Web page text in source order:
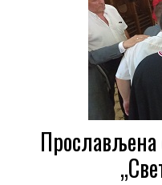
Прослављена